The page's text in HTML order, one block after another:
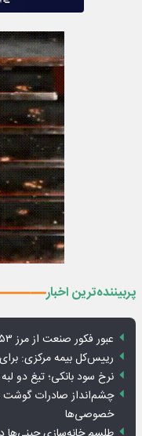
پربیننده‌ترین اخبار
عبور فکور صنعت از مرز ۵۳ همت درآمد
رییس‌کل بیمه مرکزی:
نرخ سود بانکی؛ تیغ دو لبه
چشم‌انداز صادرات گوشت
خصوصی‌ها